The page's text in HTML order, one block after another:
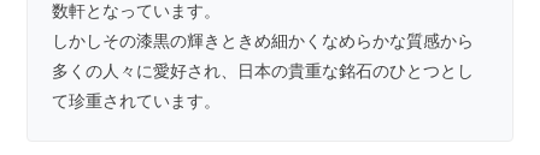
数軒となっています。
しかしその漆黒の輝きときめ細かくなめらかな質感から
多くの人々に愛好され、日本の貴重な銘石のひとつとし
て珍重されています。